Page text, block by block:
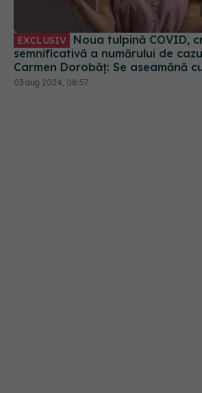
semnificativă a numărului de
Carmen Dorobăț: Se aseamănă
respiratorii. Nu necesită
03 aug 2024, 08:57